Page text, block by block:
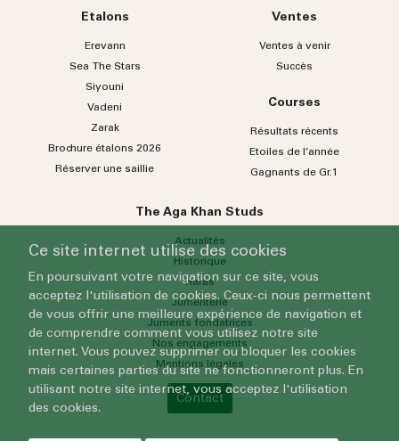
Etalons
Erevann
Sea TheStars
Siyouni
Vadeni
Zarak
Brochure étalons 2026
Réserver une saillie
Ventes
Ventes à venir
Succès
Courses
Résultats récents
Etoiles de l’année
Gagnants de Gr.1
The Aga Khan Studs
Actualités
Historique
Haras
Jumenterie
Juments fondatrices
Nos engagements
Mentions légales
Contact
Ce site internet utilise des cookies
En poursuivant votre navigation sur ce site, vous
acceptez l'utilisation de cookies. Ceux-ci nous permettent
de vous offrir une meilleure expérience de navigation et
de comprendre comment vous utilisez notre site
internet. Vous pouvez supprimer ou bloquer les cookies
mais certaines parties du site ne fonctionneront plus. En
utilisant notre site internet, vous acceptez l'utilisation
des cookies.